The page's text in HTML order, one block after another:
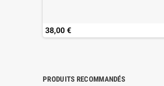
38,00 €
PRODUITS RECOMMANDÉS